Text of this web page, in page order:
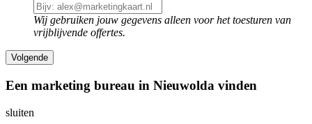
Wij gebruiken jouw gegevens alleen voor het toesturen van
vrijblijvende offertes.
Een marketing bureau in Nieuwolda vinden
sluiten